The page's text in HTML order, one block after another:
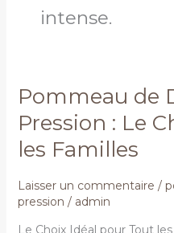
intense.
Pommeau de
Pression : Le
les Familles
Laisser un commentaire /
pression / admin
Le Choix Idéal pour Tout
Pommeau
Douche
Haute
Le